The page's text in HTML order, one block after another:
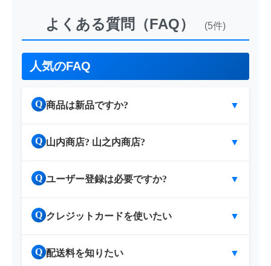
よくある質問（FAQ） (5件)
人気のFAQ
Q 商品は新品ですか? ▼
Q 山内商店? 山之内商店? ▼
Q ユーザー登録は必要ですか? ▼
Q クレジットカードを使いたい ▼
Q 配送料を知りたい ▼